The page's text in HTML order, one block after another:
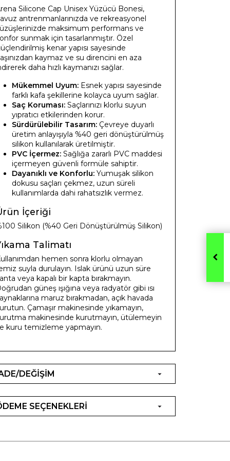
Silicone Cap Unisex Yüzücü Bonesi,
antrenmanlarınızda ve rekreasyonel
maksimum performans ve
sunmak için tasarlanmıştır. Özel
kenar yapısı sayesinde
kaymaz ve su direncini en aza
daha hızlı kaymanızı sağlar.
Mükemmel Uyum: Esnek yapısı sayesinde
farklı kafa şekillerine kolayca uyum sağlar.
Saç Koruması: Saçlarınızı klorlu suyun
yıpratıcı etkilerinden korur.
Sürdürülebilir Tasarım: Çevreye duyarlı
üretim anlayışıyla %40 geri dönüştürülmüş
silikon kullanılarak üretilmiştir.
PVC İçermez: Sağlığa zararlı PVC maddesi
içermeyen güvenli formüle sahiptir.
Dayanıklı ve Konforlu: Yumuşak silikon
dokusu saçları çekmez, uzun süreli
kullanımlarda dahi rahatsızlık vermez.
İçeriği
Silikon (%40 Geri Dönüştürülmüş Silikon)
Talimatı
hemen sonra klorlu olmayan
suyla durulayın. Islak ürünü uzun süre
veya kapalı bir kapta bırakmayın.
güneş ışığına veya radyatör gibi ısı
maruz bırakmadan, açık havada
Çamaşır makinesinde yıkamayın,
makinesinde kurutmayın, ütülemeyin
kuru temizleme yapmayın.
DEĞİŞİM
SEÇENEKLERİ